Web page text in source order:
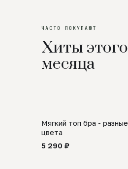
ЧАСТО ПОКУПАЮТ
Хиты этого
месяца
Мягкий топ бра - разные
цвета
5 290 ₽